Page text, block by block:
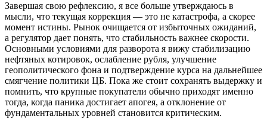
Завершая свою рефлексию, я все больше утверждаюсь в
мысли, что текущая коррекция — это не катастрофа, а скорее
момент истины. Рынок очищается от избыточных ожиданий,
а регулятор дает понять, что стабильность важнее скорости.
Основными условиями для разворота я вижу стабилизацию
нефтяных котировок, ослабление рубля, улучшение
геополитического фона и подтверждение курса на дальнейшее
смягчение политики ЦБ. Пока же стоит сохранять выдержку и
помнить, что крупные покупатели обычно приходят именно
тогда, когда паника достигает апогея, а отклонение от
фундаментальных уровней становится критическим.